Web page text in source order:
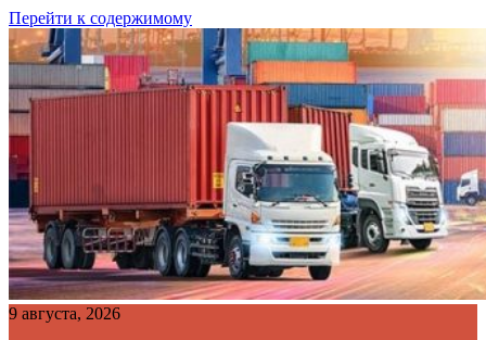
Перейти к содержимому
9 августа, 2026